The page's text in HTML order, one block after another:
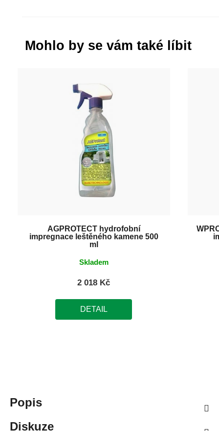
Mohlo by se vám také líbit
AGPROTECT hydrofobní
impregnace leštěného kamene 500
ml
Skladem
2 018 Kč
DETAIL
Popis
Diskuze